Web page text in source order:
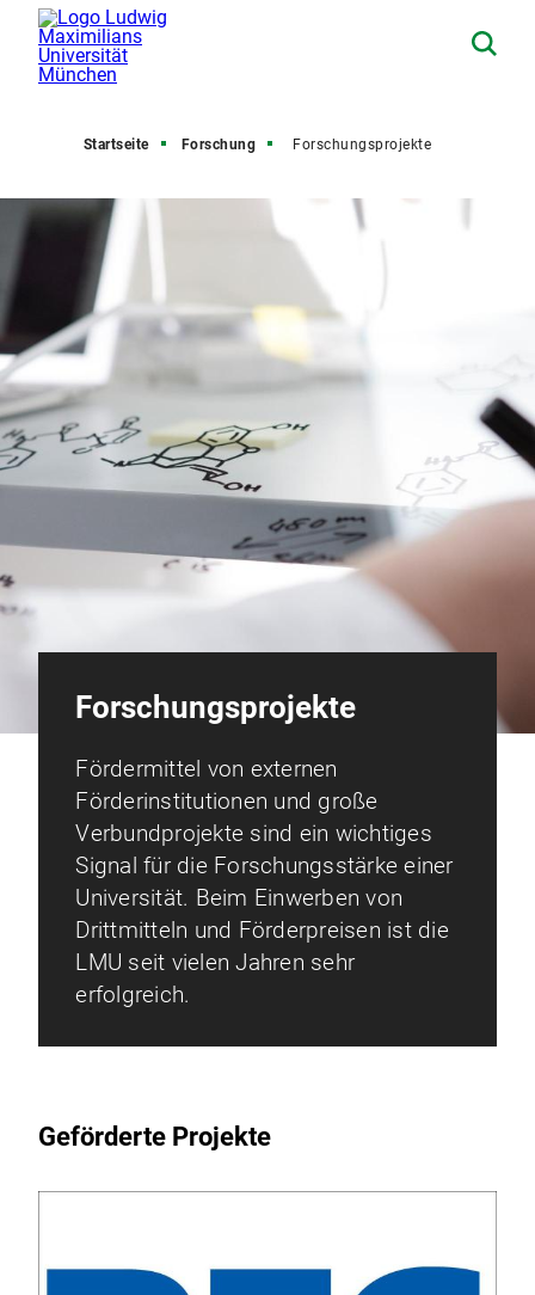
Startseite Forschung Forschungsprojekte
Forschungsprojekte
Fördermittel von externen
Förderinstitutionen und große
Verbundprojekte sind ein wichtiges
Signal für die Forschungsstärke einer
Universität. Beim Einwerben von
Drittmitteln und Förderpreisen ist die
LMU seit vielen Jahren sehr
erfolgreich.
Geförderte Projekte